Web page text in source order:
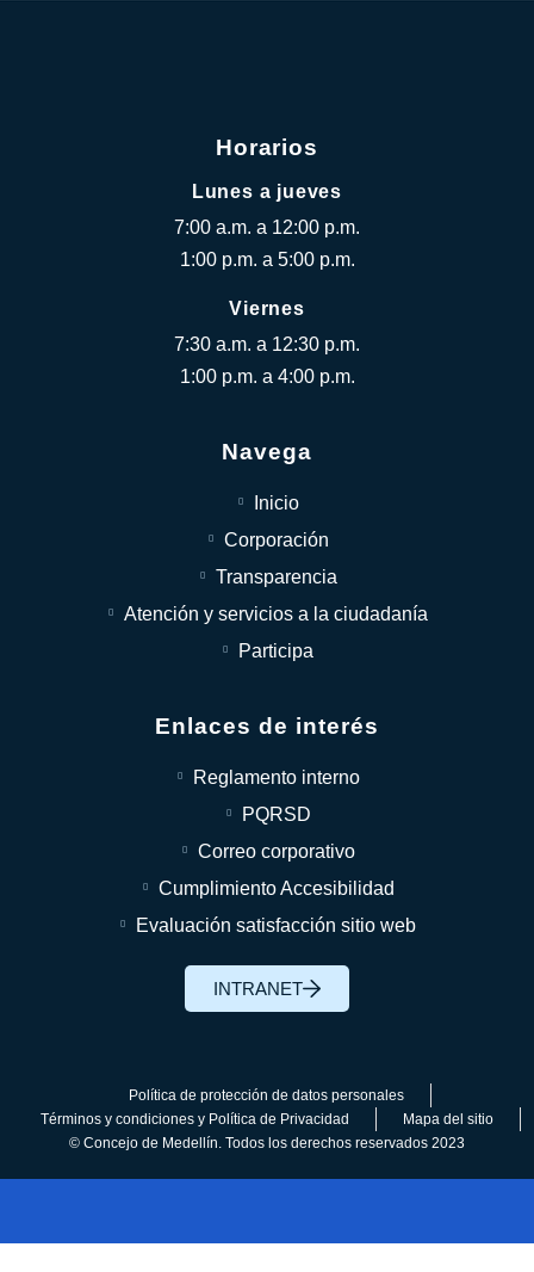
Horarios
Lunes a jueves
7:00 a.m. a 12:00 p.m.
1:00 p.m. a 5:00 p.m.
Viernes
7:30 a.m. a 12:30 p.m.
1:00 p.m. a 4:00 p.m.
Navega
Inicio
Corporación
Transparencia
Atención y servicios a la ciudadanía
Participa
Enlaces de interés
Reglamento interno
PQRSD
Correo corporativo
Cumplimiento Accesibilidad
Evaluación satisfacción sitio web
INTRANET
Política de protección de datos personales
Términos y condiciones y Política de Privacidad
Mapa del sitio
© Concejo de Medellín. Todos los derechos reservados 2023